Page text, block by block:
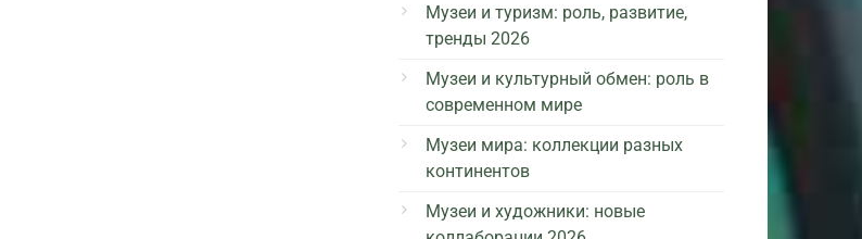
Музеи и туризм: роль, развитие,
тренды 2026
Музеи и культурный обмен: роль в
современном мире
Музеи мира: коллекции разных
континентов
Музеи и художники: новые